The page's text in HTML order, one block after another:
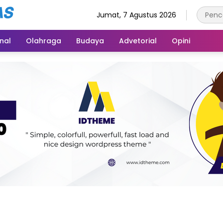
Jumat, 7 Agustus 2026
Olahraga Budaya Advetorial Opini